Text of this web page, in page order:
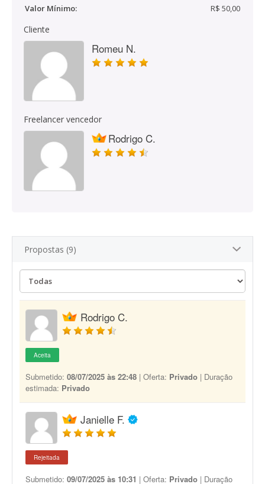
Valor Mínimo:
R$ 50,00
Cliente
Romeu N.
Freelancer vencedor
Rodrigo C.
Propostas (9)
Rodrigo C.
Aceita
Submetido: 08/07/2025 às 22:48 | Oferta: Privado | Duração
estimada: Privado
Janielle F.
Rejeitada
Submetido: 09/07/2025 às 10:31 | Oferta: Privado | Duração